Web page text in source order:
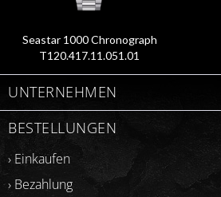
Seastar 1000 Chronograph
T120.417.11.051.01
UNTERNEHMEN
BESTELLUNGEN
› Einkaufen
› Bezahlung